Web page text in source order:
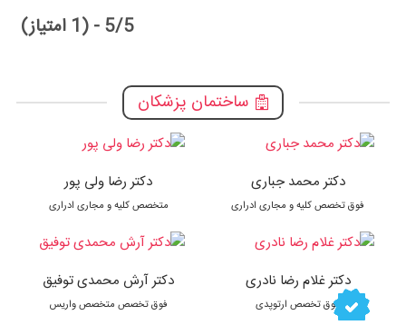
5/5 - (1 امتیاز)
ساختمان پزشکان
دکتر محمد جباری
فوق تخصص کلیه و مجاری ادراری
دکتر غلام رضا نادری
فوق تخصص ارتوپدی
دکتر رضا ولی پور
متخصص کلیه و مجاری ادراری
دکتر آرش محمدی توفیق
فوق تخصص متخصص واریس